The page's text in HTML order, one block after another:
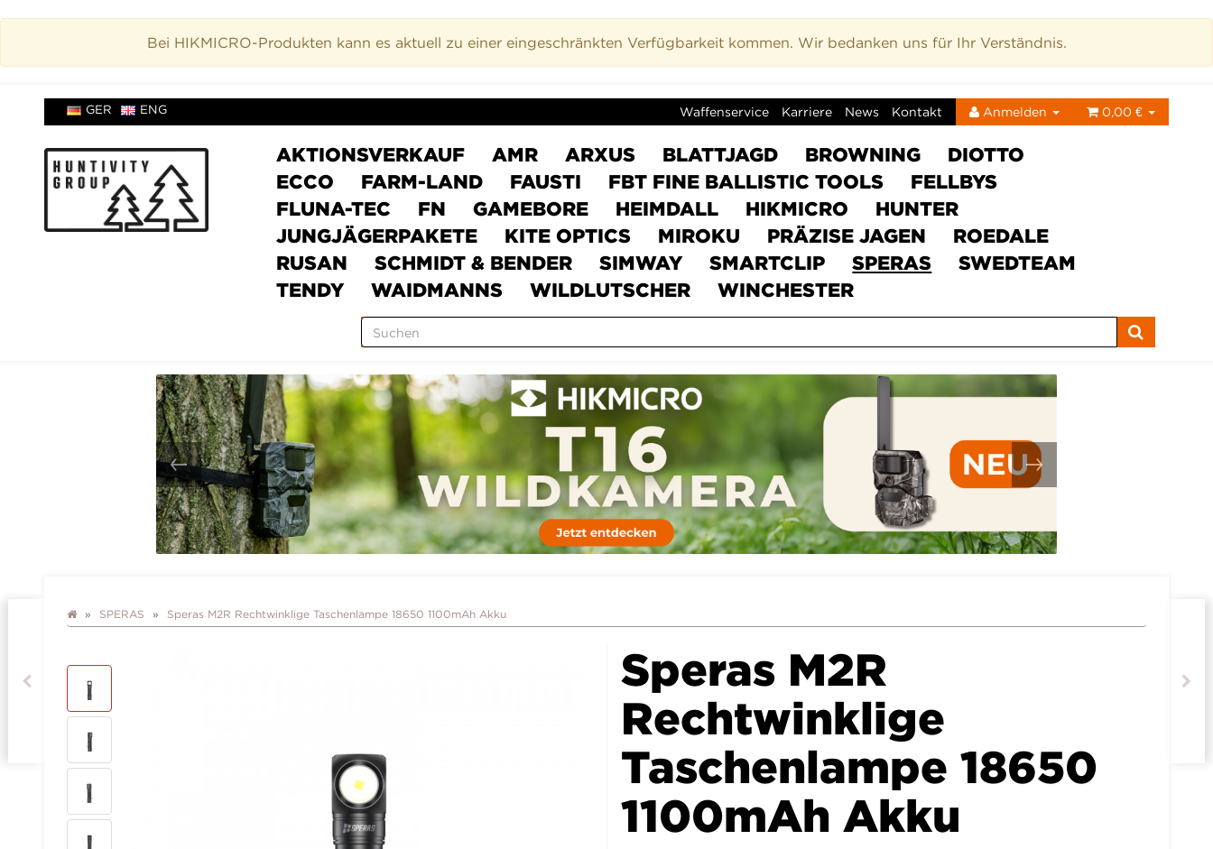
Bei HIKMICRO-Produkten kann es aktuell zu einer eingeschränkten Verfügbarkeit kommen. Wir bedanken uns für Ihr Verständnis.
GER ENG Waffenservice Karriere News Kontakt Anmelden 0,00 €
AKTIONSVERKAUF AMR ARXUS BLATTJAGD BROWNING
DIOTTO
ECCO
FARM-LAND FAUSTI FBT FINE BALLISTIC TOOLS
FELLBYS
FLUNA-TEC
FN GAMEBORE HEIMDALL HIKMICRO
HUNTER
JUNGJÄGERPAKETE
KITE OPTICS MIROKU PRÄZISE JAGEN
ROEDALE
RUSAN
SCHMIDT & BENDER SIMWAY SMARTCLIP SPERAS
SWEDTEAM
TENDY
WAIDMANNS WILDLUTSCHER WINCHESTER
SPERAS Speras M2R Rechtwinklige Taschenlampe 18650 1100mAh Akku
Speras M2R
Rechtwinklige
Taschenlampe 18650
1100mAh Akku